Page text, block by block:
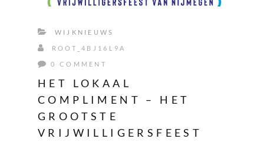
WIJKNIEUWS
ROOT_4BJ16L9A
0 COMMENT
HET LOKAAL
COMPLIMENT – HET
GROOTSTE
VRIJWILLIGERSFEEST